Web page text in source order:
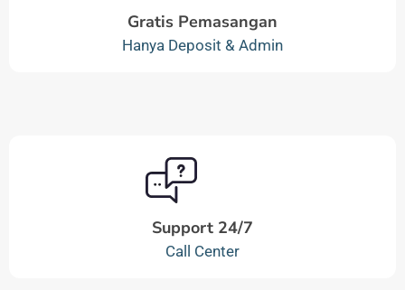
Gratis Pemasangan
Hanya Deposit & Admin
Support 24/7
Call Center